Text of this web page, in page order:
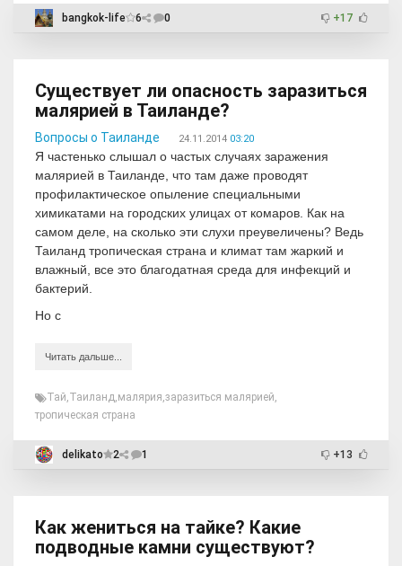
bangkok-life 6 0 +17
Существует ли опасность заразиться
малярией в Таиланде?
Вопросы о Таиланде 24.11.2014 03:20
Я частенько слышал о частых случаях заражения
малярией в Таиланде, что там даже проводят
профилактическое опыление специальными
химикатами на городских улицах от комаров. Как на
самом деле, на сколько эти слухи преувеличены? Ведь
Таиланд тропическая страна и климат там жаркий и
влажный, все это благодатная среда для инфекций и
бактерий.
Но с
Читать дальше...
Тай,Таиланд,малярия,заразиться малярией,
тропическая страна
delikato 2 1 +13
Как жениться на тайке? Какие
подводные камни существуют?